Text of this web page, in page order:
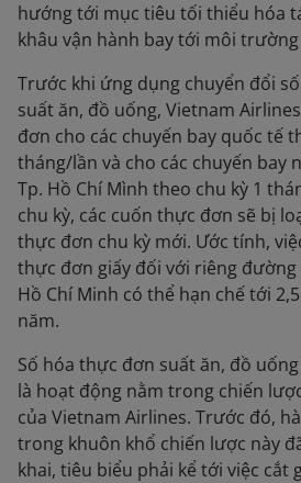
hướng tới mục tiêu tối thiểu hóa
khâu vận hành bay tới môi trường
Trước khi ứng dụng chuyển đổi
suất ăn, đồ uống, Vietnam
đơn cho các chuyến bay quốc tế
tháng/lần và cho các chuyến bay
Tp. Hồ Chí Mình theo chu kỳ 1
chu kỳ, các cuốn thực đơn sẽ bị
thực đơn chu kỳ mới. Ước tính,
thực đơn giấy đối với riêng đường
Hồ Chí Minh có thể hạn chế tới
năm.
Số hóa thực đơn suất ăn, đồ
là hoạt động nằm trong chiến
của Vietnam Airlines. Trước đó,
trong khuôn khổ chiến lược này
khai, tiêu biểu phải kể tới việc cắt